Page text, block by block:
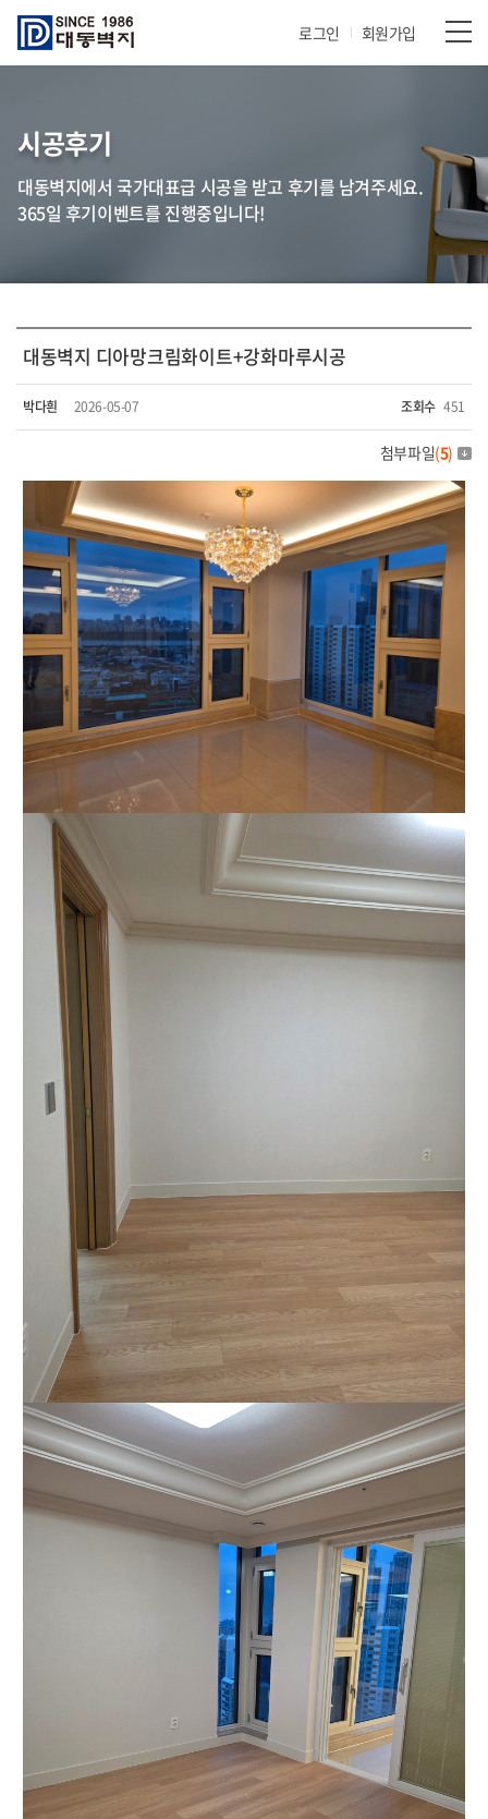
로그인 회원가입
시공후기
대동벽지에서 국가대표급 시공을 받고 후기를 남겨주세요.
365일 후기이벤트를 진행중입니다!
대동벽지 디아망크림화이트+강화마루시공
박다흰 2026-05-07 조회수 451
첨부파일(5)